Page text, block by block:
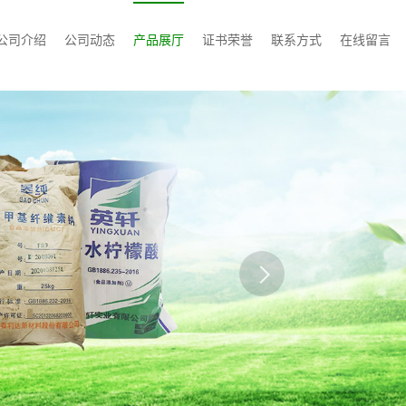
司介绍 公司动态 产品展厅 证书荣誉 联系方式 在线留言